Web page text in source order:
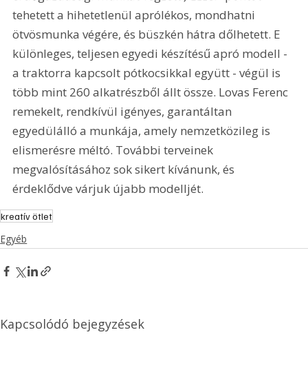
tehetett a hihetetlenül aprólékos, mondhatni
ötvösmunka végére, és büszkén hátra dőlhetett. E
különleges, teljesen egyedi készítésű apró modell -
a traktorra kapcsolt pótkocsikkal együtt - végül is
több mint 260 alkatrészből állt össze. Lovas Ferenc
remekelt, rendkívül igényes, garantáltan
egyedülálló a munkája, amely nemzetközileg is
elismerésre méltó. További terveinek
megvalósításához sok sikert kívánunk, és
érdeklődve várjuk újabb modelljét.
kreatív ötlet
Egyéb
Kapcsolódó bejegyzések